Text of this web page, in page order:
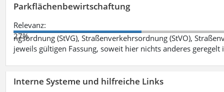
Parkflächenbewirtschaftung
Relevanz:
27%
ngsordnung (StVG), Straßenverkehrsordnung (StVO),
jeweils gültigen Fassung, soweit hier nichts anderes geregelt
Interne Systeme und hilfreiche Links